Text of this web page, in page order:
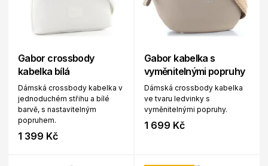
Gabor crossbody
kabelka bílá
Dámská crossbody kabelka v
jednoduchém střihu a bílé
barvě, s nastavitelným
popruhem.
1 399 Kč
Gabor kabelka s
vyměnitelnými popruhy
Dámská crossbody kabelka
ve tvaru ledvinky s
vyměnitelnými popruhy.
1 699 Kč